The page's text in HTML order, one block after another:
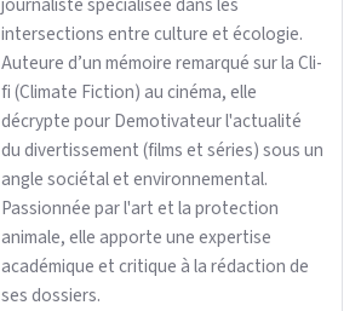
intersections entre culture et écologie.
Auteure d’un mémoire remarqué sur la Cli-
fi (Climate Fiction) au cinéma, elle
décrypte pour Demotivateur l'actualité
du divertissement (films et séries) sous un
angle sociétal et environnemental.
Passionnée par l'art et la protection
animale, elle apporte une expertise
académique et critique à la rédaction de
ses dossiers.